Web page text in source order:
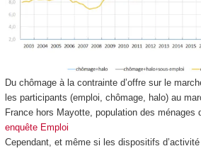
Du chômage à la contrainte d’offre sur le
les participants (emploi, chômage, halo) au
France hors Mayotte, population des ménages
enquête Emploi
Cependant, et même si les dispositifs